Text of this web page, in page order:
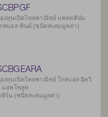
งทุนเปิดไทยพาณิชย์ แพลทตินัม
ลบอล ฟันด์ (ชนิดสะสมมูลค่า)
งทุนเปิดไทยพาณิชย์ โกลบอล อิควิ
แอพโซลูท
ทิร์น (ชนิดสะสมมูลค่า)